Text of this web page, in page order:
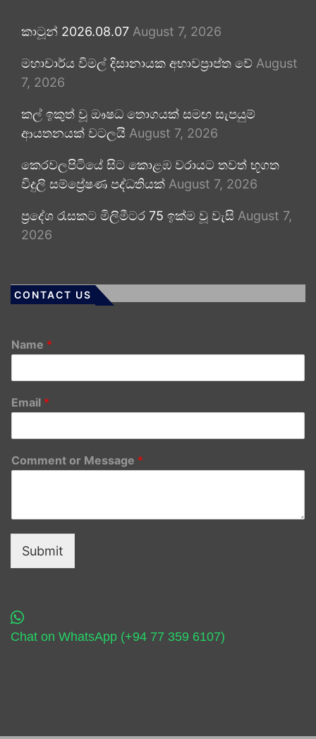
කාටූන් 2026.08.07 August 7, 2026
මහාචාර්ය විමල් දිසානායක අභාවප්‍රාප්ත වේ August
7, 2026
කල් ඉකුත් වූ ඖෂධ තොගයක් සමඟ සැපයුම්
ආයතනයක් වටලයි August 7, 2026
කෙරවලපිටියේ සිට කොළඹ වරායට තවත් භූගත
විදුලි සම්ප්‍රේෂණ පද්ධතියක් August 7, 2026
ප්‍රදේශ රැසකට මිලිමීටර 75 ඉක්ම වූ වැසි August 7,
2026
CONTACT US
Name *
Email *
Comment or Message *
Submit
Chat on WhatsApp (+94 77 359 6107)